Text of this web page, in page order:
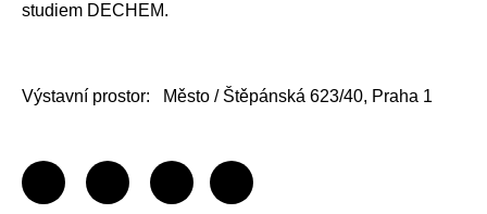
studiem DECHEM.
Výstavní prostor: Město / Štěpánská 623/40, Praha 1